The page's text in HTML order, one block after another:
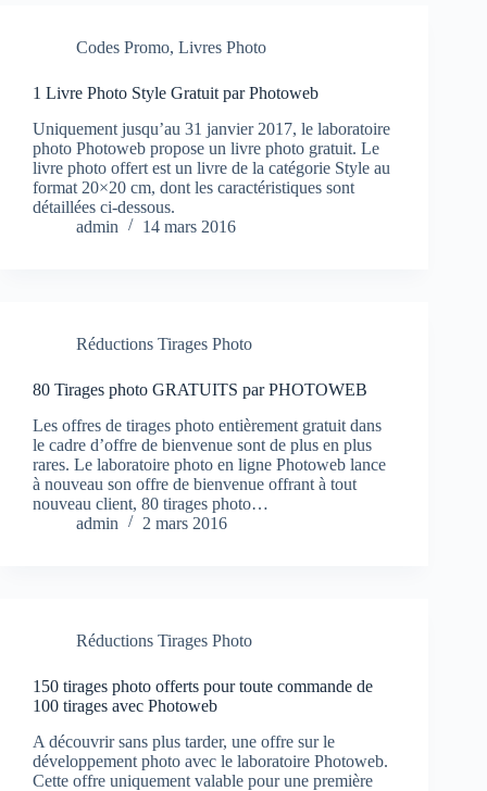
Codes Promo, Livres Photo
1 Livre Photo Style Gratuit par Photoweb
Uniquement jusqu’au 31 janvier 2017, le laboratoire
photo Photoweb propose un livre photo gratuit. Le
livre photo offert est un livre de la catégorie Style au
format 20×20 cm, dont les caractéristiques sont
détaillées ci-dessous.
admin
14 mars 2016
Réductions Tirages Photo
80 Tirages photo GRATUITS par PHOTOWEB
Les offres de tirages photo entièrement gratuit dans
le cadre d’offre de bienvenue sont de plus en plus
rares. Le laboratoire photo en ligne Photoweb lance
à nouveau son offre de bienvenue offrant à tout
nouveau client, 80 tirages photo…
admin
2 mars 2016
Réductions Tirages Photo
150 tirages photo offerts pour toute commande de
100 tirages avec Photoweb
A découvrir sans plus tarder, une offre sur le
développement photo avec le laboratoire Photoweb.
Cette offre uniquement valable pour une première